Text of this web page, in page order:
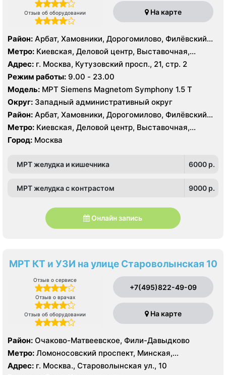
Отзыв об оборудовании На карте
Район: Арбат, Хамовники, Дорогомилово, Филёвский
Парк
Метро: Киевская, Деловой центр, Выставочная,
Краснопресненская, Парк Победы, Смоленская,
Студенческая, Фили
Адрес: г. Москва, Кутузовский просп., 21, стр. 2
Режим работы: 9.00 - 23.00
Модель: МРТ Siemens Magnetom Symphony 1.5 Т
Округ: Западный административный округ
Район: Арбат, Хамовники, Дорогомилово, Филёвский
Парк
Метро: Киевская, Деловой центр, Выставочная,
Краснопресненская, Парк Победы, Смоленская,
Студенческая, Фили
Город: Москва
МРТ желудка и кишечника 6000 p.
МРТ желудка с контрастом 9000 p.
Онлайн запись
МРТ КТ и УЗИ на улице Староволынская 10
Отзыв о сервисе
Отзыв о врачах
Отзыв об оборудовании
+7(495)822-49-09
На карте
Район: Очаково-Матвеевское, Фили-Давыдково
Метро: Ломоносовский проспект, Минская,
Славянский бульвар
Адрес: г. Москва., Староволынская ул., 10